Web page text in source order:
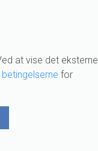
at vise det eksterne
for